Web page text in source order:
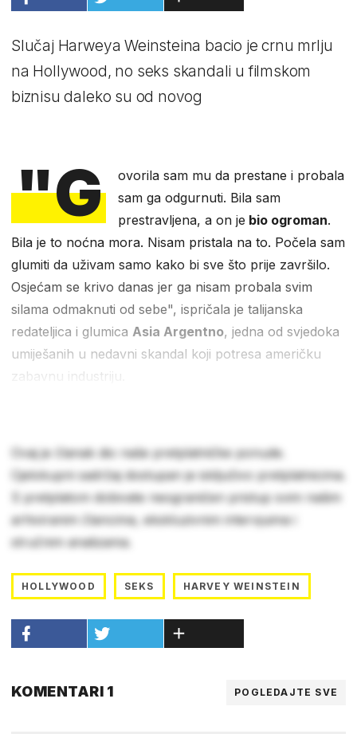
Slučaj Harweya Weinsteina bacio je crnu mrlju
na Hollywood, no seks skandali u filmskom
biznisu daleko su od novog
"G
ovorila sam mu da prestane i probala
sam ga odgurnuti. Bila sam
prestravljena, a on je bio ogroman.
Bila je to noćna mora. Nisam pristala na to. Počela sam
glumiti da uživam samo kako bi sve što prije završilo.
Osjećam se krivo danas jer ga nisam probala svim
silama odmaknuti od sebe", ispričala je talijanska
redateljica i glumica Asia Argentno, jedna od svjedoka
umiješanih u nedavni skandal koji potresa američku
zabavnu industriju.
Ovaj je članak dio naše pretplatničke ponude.
Cjelokupni sadržaj dostupan je isključivo pretplatnicima.
S pretplatom dobivate neograničen pristup svim našim
arhiviranim člancima, ekskluzivnim intervjuima i
stručnim analizama.
HOLLYWOOD SEKS HARVEY WEINSTEIN
KOMENTARI 1 POGLEDAJTE SVE